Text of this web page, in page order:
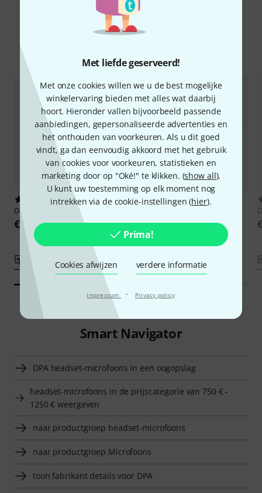
Met liefde geserveerd!
Met onze cookies willen we u de best mogelijke
winkelervaring bieden met alles wat daarbij
hoort. Hieronder vallen bijvoorbeeld passende
aanbiedingen, gepersonaliseerde advertenties en
het onthouden van voorkeuren. Als u dit goed
vindt, ga dan eenvoudig akkoord met het gebruik
van cookies voor voorkeuren, statistieken en
marketing door op "Oké!" te klikken. (show all).
U kunt uw toestemming op elk moment nog
intrekken via de cookie-instellingen (hier).
Prima!
Cookies afwijzen verdere informatie
Impressum · Privacy policy
Vergelijk opties
2
DPA 4488-DP-R-F90
€ 809
Vergelijken
1
€ 829
Vergelijken
Smart Navigator
DPA headset-microfoons in een oogopslag
headset-microfoons in de prijscategorie van 750 € -
1250 € weergeven
naar productgroep headset-microfoons
naar productgroep Microfoons
toon fabrikant details voor DPA